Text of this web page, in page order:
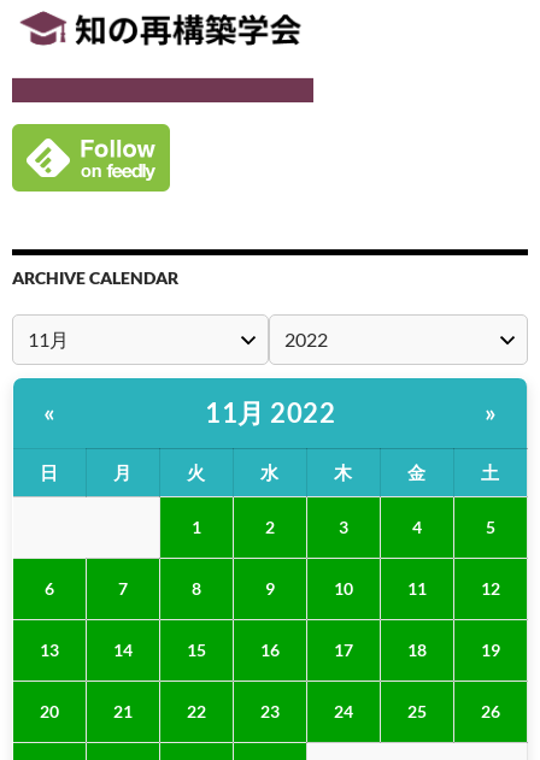
ARCHIVE CALENDAR
« 11月 2022 »
日 月 火 水 木 金 土
1 2 3 4 5
6 7 8 9 10 11 12
13 14 15 16 17 18 19
20 21 22 23 24 25 26